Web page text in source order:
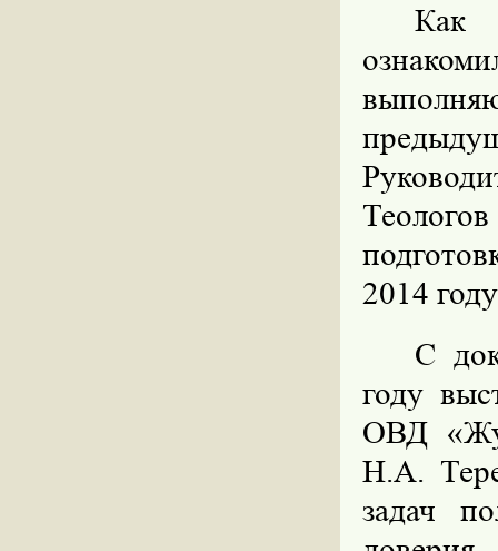
Как
2014
С
году
ОВД
Н.А.
задач